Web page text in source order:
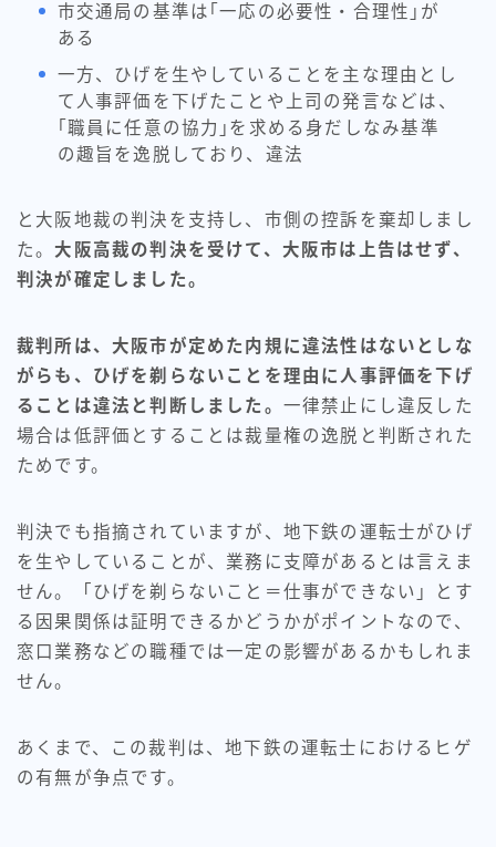
市交通局の基準は｢一応の必要性・合理性｣が
ある
一方、ひげを生やしていることを主な理由とし
て人事評価を下げたことや上司の発言などは、
｢職員に任意の協力｣を求める身だしなみ基準
の趣旨を逸脱しており、違法
と大阪地裁の判決を支持し、市側の控訴を棄却しまし
た。大阪高裁の判決を受けて、大阪市は上告はせず、
判決が確定しました。
裁判所は、大阪市が定めた内規に違法性はないとしな
がらも、ひげを剃らないことを理由に人事評価を下げ
ることは違法と判断しました。 一律禁止にし違反した
場合は低評価とすることは裁量権の逸脱と判断された
ためです。
判決でも指摘されていますが、地下鉄の運転士がひげ
を生やしていることが、業務に支障があるとは言えま
せん。「ひげを剃らないこと＝仕事ができない」とす
る因果関係は証明できるかどうかがポイントなので、
窓口業務などの職種では一定の影響があるかもしれま
せん。
あくまで、この裁判は、地下鉄の運転士におけるヒゲ
の有無が争点です。